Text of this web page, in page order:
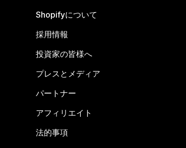
Shopifyについて
採用情報
投資家の皆様へ
プレスとメディア
パートナー
アフィリエイト
法的事項